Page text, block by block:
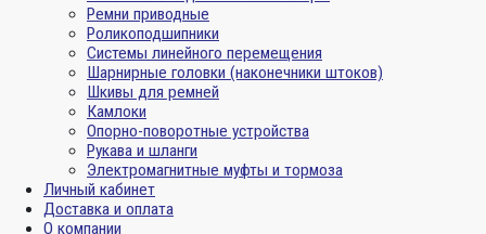
Ремни приводные
Роликоподшипники
Системы линейного перемещения
Шарнирные головки (наконечники штоков)
Шкивы для ремней
Камлоки
Опорно-поворотные устройства
Рукава и шланги
Электромагнитные муфты и тормоза
Личный кабинет
Доставка и оплата
О компании